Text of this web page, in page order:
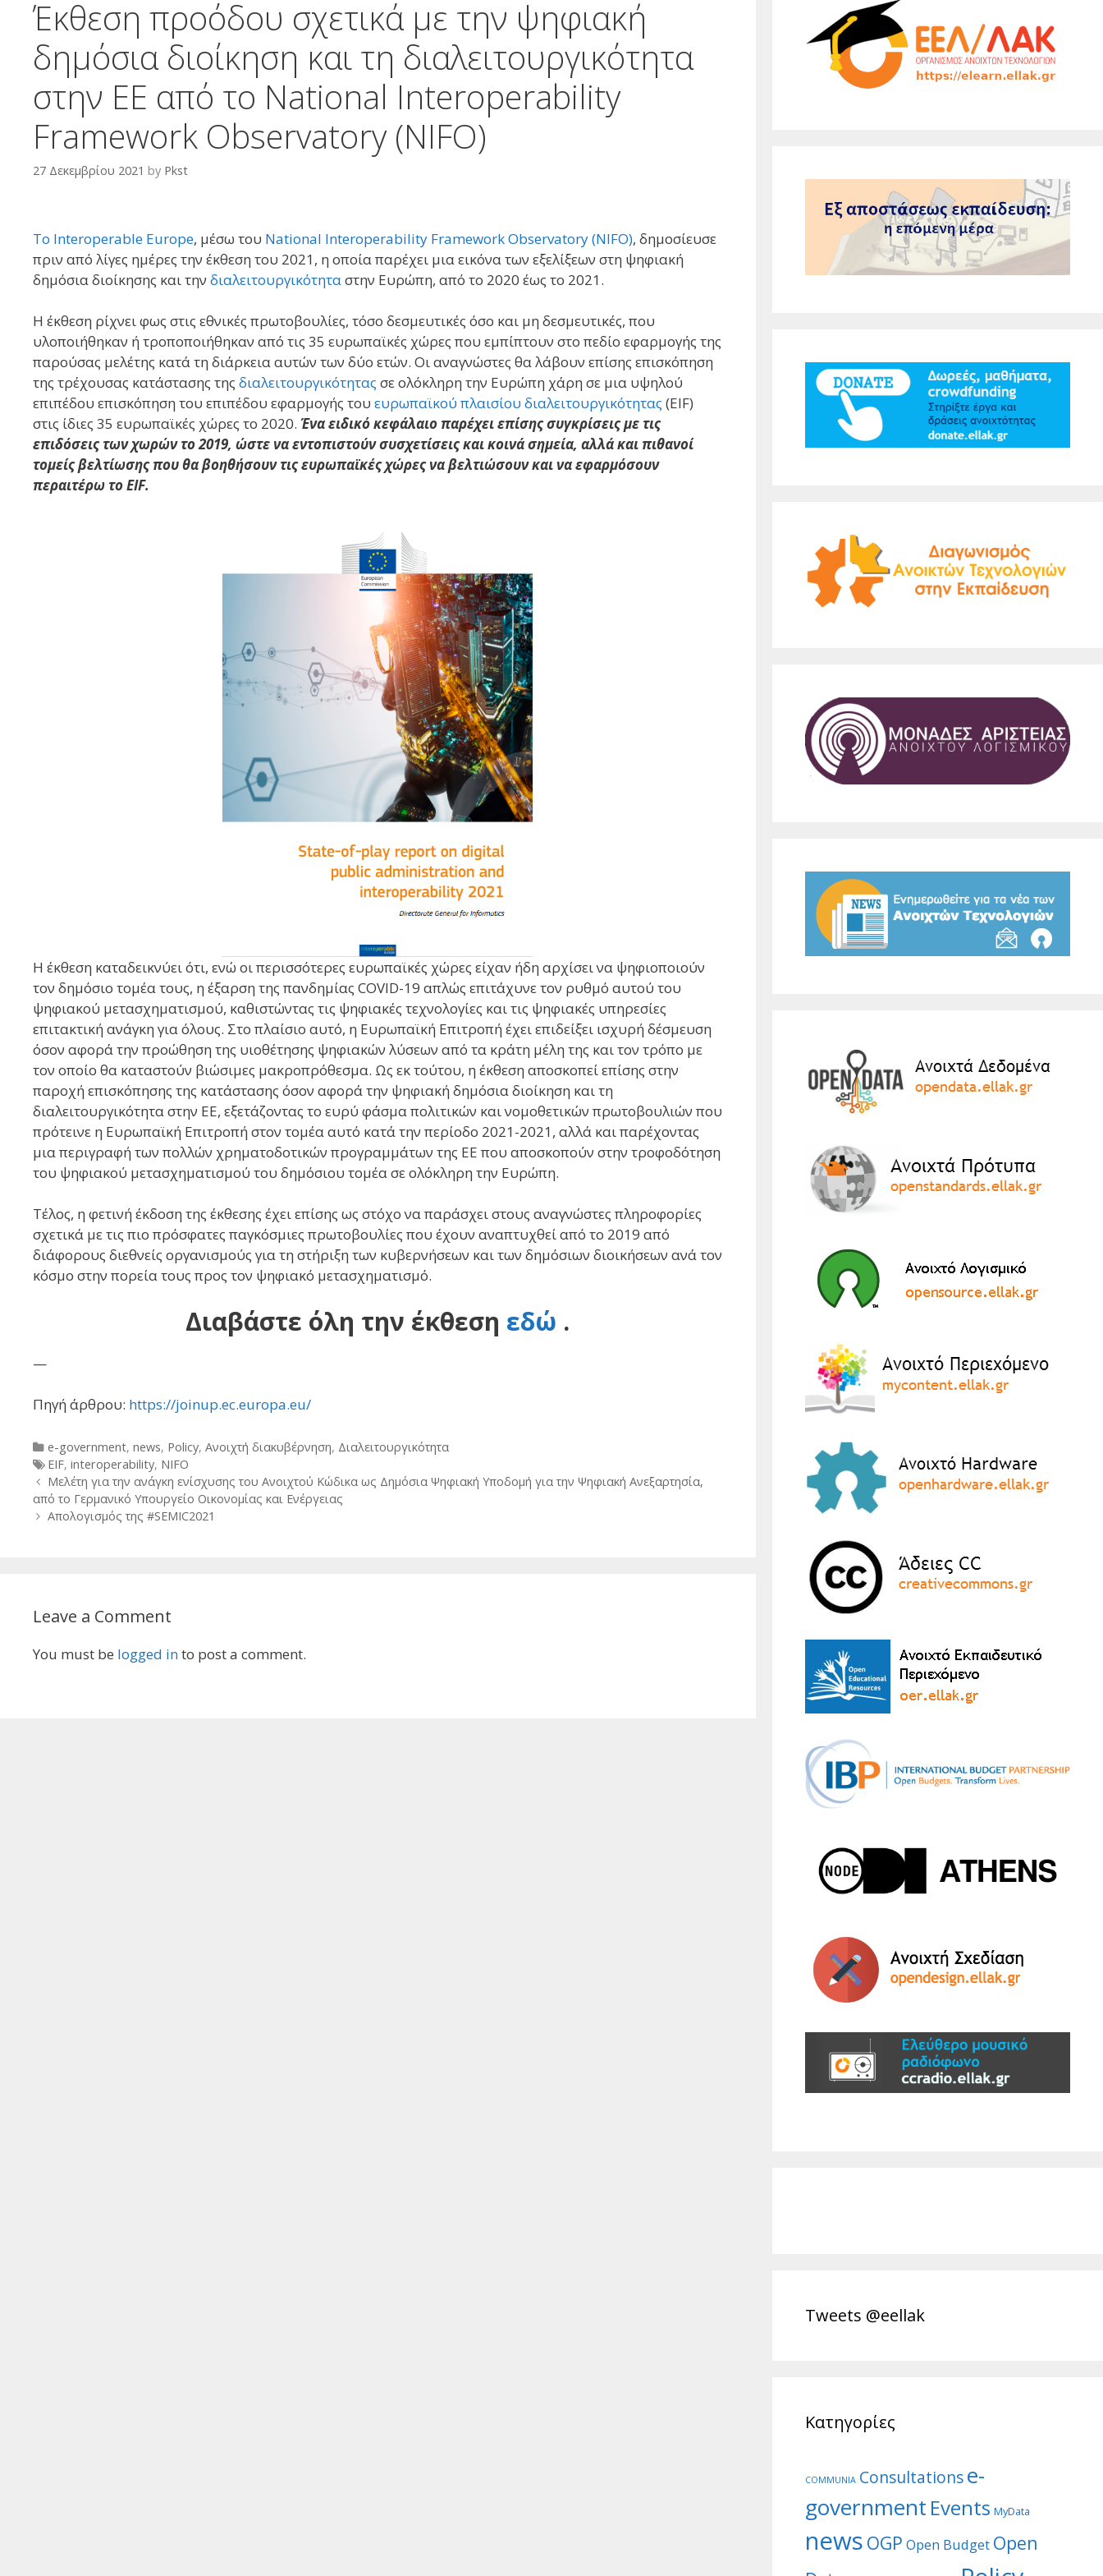
Έκθεση προόδου σχετικά με την ψηφιακή
δημόσια διοίκηση και τη διαλειτουργικότητα
στην ΕΕ από το National Interoperability
Framework Observatory (NIFO)
27 Δεκεμβρίου 2021 by Pkst
To Interoperable Europe, μέσω του National Interoperability Framework Observatory (NIFO), δημοσίευσε
πριν από λίγες ημέρες την έκθεση του 2021, η οποία παρέχει μια εικόνα των εξελίξεων στη ψηφιακή
δημόσια διοίκησης και την διαλειτουργικότηταστην Ευρώπη, από το 2020 έως το 2021.
Η έκθεση ρίχνει φως στις εθνικές πρωτοβουλίες, τόσο δεσμευτικές όσο και μη δεσμευτικές, που
υλοποιήθηκαν ή τροποποιήθηκαν από τις 35 ευρωπαϊκές χώρες που εμπίπτουν στο πεδίο εφαρμογής της
παρούσας μελέτης κατά τη διάρκεια αυτών των δύο ετών. Οι αναγνώστες θα λάβουν επίσης επισκόπηση
της τρέχουσας κατάστασης της διαλειτουργικότητας σε ολόκληρη την Ευρώπη χάρη σε μια υψηλού
επιπέδου επισκόπηση του επιπέδου εφαρμογής του ευρωπαϊκού πλαισίου διαλειτουργικότητας (EIF)
στις ίδιες 35 ευρωπαϊκές χώρες το 2020. Ένα ειδικό κεφάλαιο παρέχει επίσης συγκρίσεις με τις
επιδόσεις των χωρών το 2019, ώστε να εντοπιστούν συσχετίσεις και κοινά σημεία, αλλά και πιθανοί
τομείς βελτίωσης που θα βοηθήσουν τις ευρωπαϊκές χώρες να βελτιώσουν και να εφαρμόσουν
περαιτέρω το EIF.
Η έκθεση καταδεικνύει ότι, ενώ οι περισσότερες ευρωπαϊκές χώρες είχαν ήδη αρχίσει να ψηφιοποιούν
τον δημόσιο τομέα τους, η έξαρση της πανδημίας COVID-19 απλώς επιτάχυνε τον ρυθμό αυτού του
ψηφιακού μετασχηματισμού, καθιστώντας τις ψηφιακές τεχνολογίες και τις ψηφιακές υπηρεσίες
επιτακτική ανάγκη για όλους. Στο πλαίσιο αυτό, η Ευρωπαϊκή Επιτροπή έχει επιδείξει ισχυρή δέσμευση
όσον αφορά την προώθηση της υιοθέτησης ψηφιακών λύσεων από τα κράτη μέλη της και τον τρόπο με
τον οποίο θα καταστούν βιώσιμες μακροπρόθεσμα. Ως εκ τούτου, η έκθεση αποσκοπεί επίσης στην
παροχή επισκόπησης της κατάστασης όσον αφορά την ψηφιακή δημόσια διοίκηση και τη
διαλειτουργικότητα στην ΕΕ, εξετάζοντας το ευρύ φάσμα πολιτικών και νομοθετικών πρωτοβουλιών που
πρότεινε η Ευρωπαϊκή Επιτροπή στον τομέα αυτό κατά την περίοδο 2021-2021, αλλά και παρέχοντας
μια περιγραφή των πολλών χρηματοδοτικών προγραμμάτων της ΕΕ που αποσκοπούν στην τροφοδότηση
του ψηφιακού μετασχηματισμού του δημόσιου τομέα σε ολόκληρη την Ευρώπη.
Τέλος, η φετινή έκδοση της έκθεσης έχει επίσης ως στόχο να παράσχει στους αναγνώστες πληροφορίες
σχετικά με τις πιο πρόσφατες παγκόσμιες πρωτοβουλίες που έχουν αναπτυχθεί από το 2019 από
διάφορους διεθνείς οργανισμούς για τη στήριξη των κυβερνήσεων και των δημόσιων διοικήσεων ανά τον
κόσμο στην πορεία τους προς τον ψηφιακό μετασχηματισμό.
Διαβάστε όλη την έκθεση εδώ .
—
Πηγή άρθρου: https://joinup.ec.europa.eu/
Categories
e-government, news, Policy, Ανοιχτή διακυβέρνηση, Διαλειτουργικότητα
Tags
EIF, interoperability, NIFO
Post
navigation
Μελέτη για την ανάγκη ενίσχυσης του Ανοιχτού Κώδικα ως Δημόσια Ψηφιακή Υποδομή για την Ψηφιακή Ανεξαρτησία,
από το Γερμανικό Υπουργείο Οικονομίας και Ενέργειας
Απολογισμός της #SEMIC2021
Leave a Comment
You must be logged into post a comment.
Tweets @eellak
Κατηγορίες
COMMUNIA Consultations e-
government Events MyData
news OGP Open Budget Open